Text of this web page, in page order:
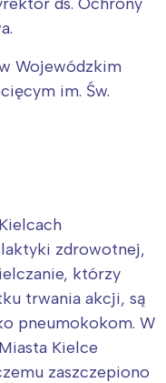
ds. Ochrony
Wojewódzkim
im. Św.
zdrowotnej,
którzy
trwania akcji, są
pneumokokom. W
Kielce
zaszczepiono